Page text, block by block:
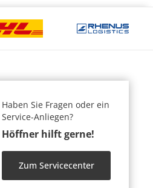
Haben Sie Fragen oder ein
Service-Anliegen?
Höffner hilft gerne!
Zum Servicecenter